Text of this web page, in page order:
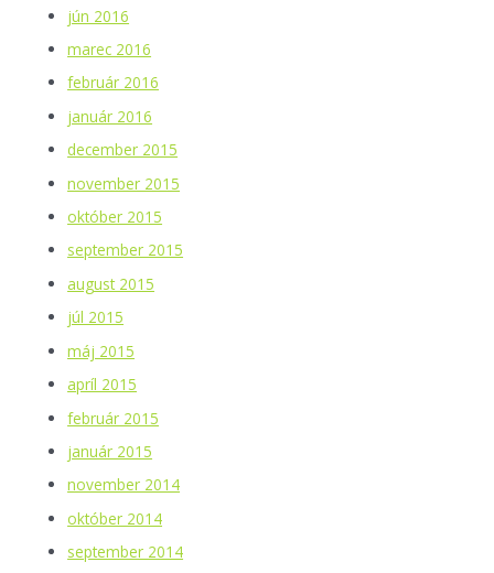
jún 2016
marec 2016
február 2016
január 2016
december 2015
november 2015
október 2015
september 2015
august 2015
júl 2015
máj 2015
apríl 2015
február 2015
január 2015
november 2014
október 2014
september 2014